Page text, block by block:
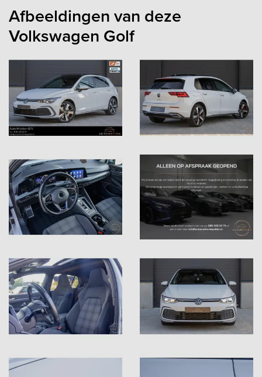
Afbeeldingen van deze
Volkswagen Golf